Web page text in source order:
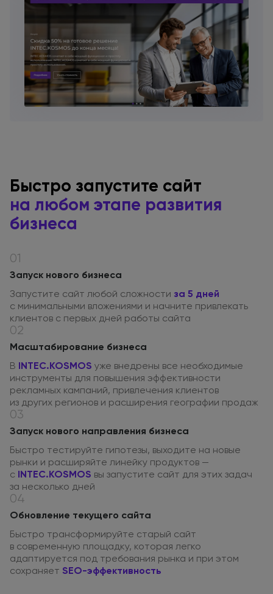
Быстро запустите сайт
на любом этапе развития
бизнеса
01
Запуск нового бизнеса
Запустите сайт любой сложности за 5 дней
с минимальными вложениями и начните привлекать
клиентов с первых дней работы сайта
02
Масштабирование бизнеса
В INTEC.KOSMOS уже внедрены все необходимые
инструменты для повышения эффективности
рекламных кампаний, привлечения клиентов
из других регионов и расширения географии продаж
03
Запуск нового направления бизнеса
Быстро тестируйте гипотезы, выходите на новые
рынки и расширяйте линейку продуктов —
с INTEC.KOSMOS вы запустите сайт для этих задач
за несколько дней
04
Обновление текущего сайта
Быстро трансформируйте старый сайт
в современную площадку, которая легко
адаптируется под требования рынка и при этом
сохраняет SEO-эффективность